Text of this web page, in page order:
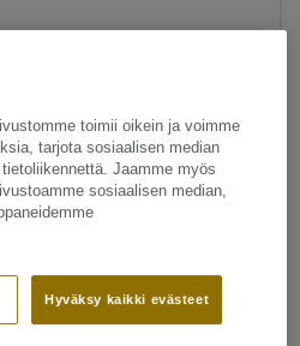
toimii oikein ja voimme
tarjota sosiaalisen median
Jaamme myös
sosiaalisen median,
Hyväksy kaikki evästeet